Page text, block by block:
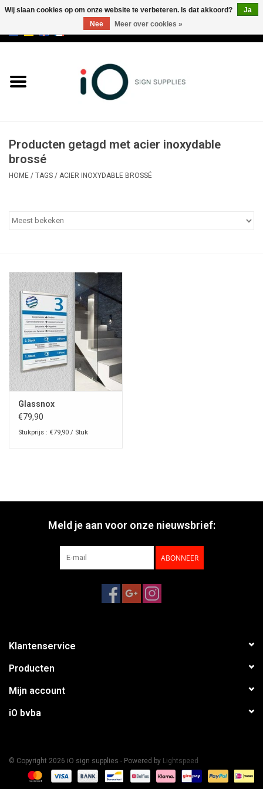
Merken
Bel ons op +32 3 353 67 63
Producten getagd met acier inoxydable
brossé
HOME / TAGS / ACIER INOXYDABLE BROSSÉ
Glassnox
€79,90
Stukprijs : €79,90 / Stuk
Meld je aan voor onze nieuwsbrief:
ABONNEER
Klantenservice
Producten
Mijn account
iO bvba
© Copyright 2026 iO sign supplies - Powered by Lightspeed
Wij slaan cookies op om onze website te verbeteren. Is dat akkoord?
Ja
Nee
Meer over cookies »